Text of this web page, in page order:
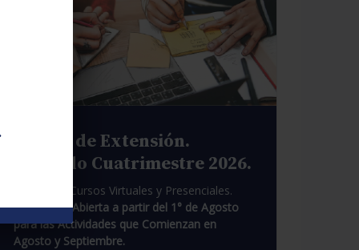
Cursos de Extensión.
Segundo Cuatrimestre 2026.
Pasantías. Cursos Virtuales y Presenciales.
Inscripción Abierta a partir del 1° de Agosto
para las Actividades que Comienzan en
Agosto y Septiembre.